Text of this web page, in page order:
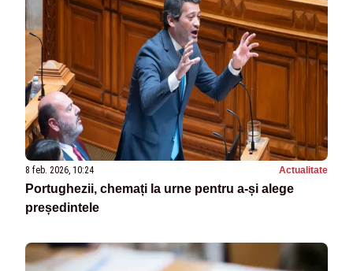
8 feb. 2026, 10:24 Actualitate
Portughezii, chemați la urne pentru a-și alege
președintele